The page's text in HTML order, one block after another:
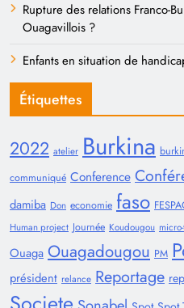
Rupture des relations Franco-
Ouagavillois ?
Enfants en situation de
Étiquettes
2022 atelier Burkina
communiqué Conference
damiba Don economie faso
Human project Journée Koudougou
Ouaga Ouagadougou PM
président relance Reportage